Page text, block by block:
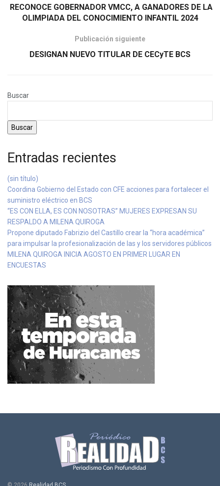
RECONOCE GOBERNADOR VMCC, A GANADORES DE LA
OLIMPIADA DEL CONOCIMIENTO INFANTIL 2024
Publicación siguiente
DESIGNAN NUEVO TITULAR DE CECyTE BCS
Buscar
Buscar
Entradas recientes
(sin título)
Coordina Gobierno del Estado con CFE acciones para fortalecer el
suministro eléctrico en BCS
“ES CON ELLA, ES CON NOSOTRAS” MUJERES EXPRESAN SU
RESPALDO A MILENA QUIROGA
Propone diputado Fabrizio del Castillo crear la “hora académica”
para impulsar la profesionalización de las y los servidores públicos
MILENA QUIROGA INICIA AGOSTO EN PRIMER LUGAR EN
ENCUESTAS